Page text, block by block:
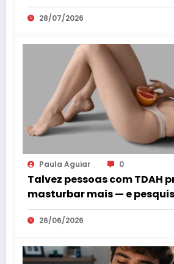
28/07/2026
Paula Aguiar 0
Talvez pessoas com TDAH
masturbar mais — e
explicam por quê
26/06/2026